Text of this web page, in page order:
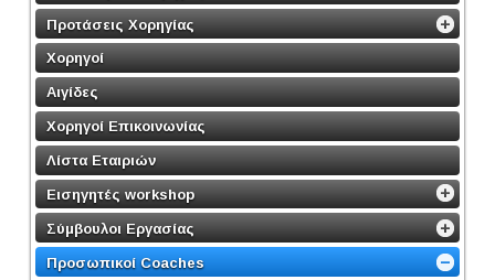
Προτάσεις Χορηγίας
Χορηγοί
Αιγίδες
Χορηγοί Επικοινωνίας
Λίστα Εταιριών
Εισηγητές workshop
Σύμβουλοι Εργασίας
Προσωπικοί Coaches